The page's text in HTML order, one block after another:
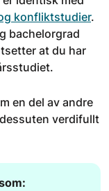
konfliktstudier.
bachelorgrad
at du har
en del av andre
verdifullt